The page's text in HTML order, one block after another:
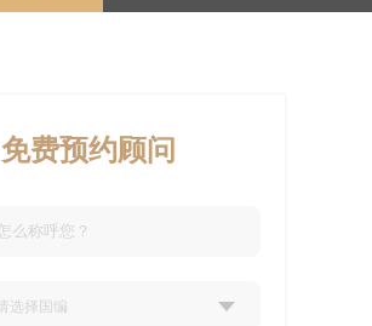
免费预约顾问